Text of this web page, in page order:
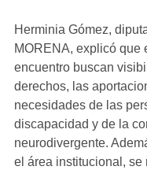
Herminia Gómez,
MORENA, explicó que
encuentro buscan
derechos, las
necesidades de las
discapacidad y de la
neurodivergente.
el área institucional, se